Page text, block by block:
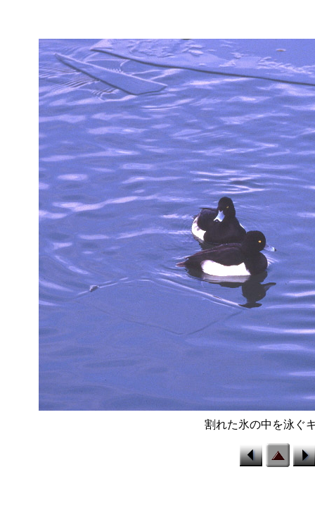
割れた氷の中を泳ぐ